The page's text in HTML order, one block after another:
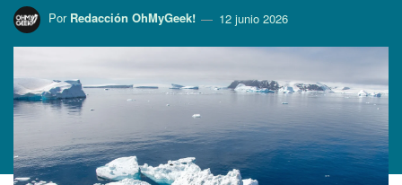
Por Redacción OhMyGeek! 12 junio 2026